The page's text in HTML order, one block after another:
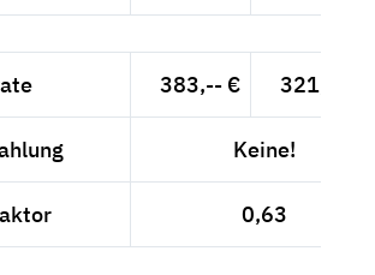
383,-- € 321,85 €
Keine!
0,63